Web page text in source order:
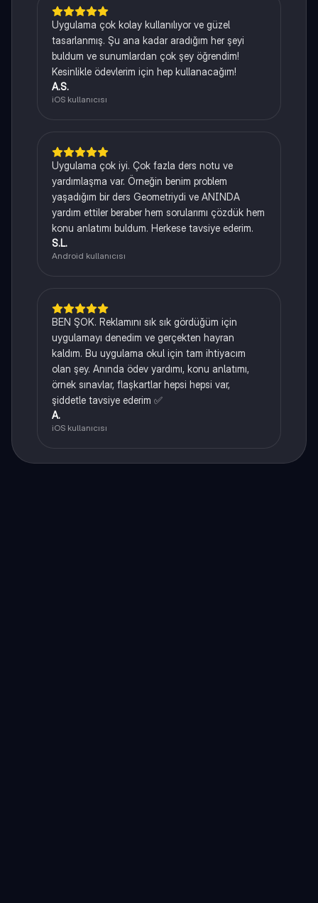
Uygulama çok kolay kullanılıyor ve güzel
tasarlanmış. Şu ana kadar aradığım her şeyi
buldum ve sunumlardan çok şey öğrendim!
Kesinlikle ödevlerim için hep kullanacağım!
A.S.
iOS kullanıcısı
Uygulama çok iyi. Çok fazla ders notu ve
yardımlaşma var. Örneğin benim problem
yaşadığım bir ders Geometriydi ve ANINDA
yardım ettiler beraber hem sorularımı çözdük hem
konu anlatımı buldum. Herkese tavsiye ederim.
S.L.
Android kullanıcısı
BEN ŞOK. Reklamını sık sık gördüğüm için
uygulamayı denedim ve gerçekten hayran
kaldım. Bu uygulama okul için tam ihtiyacım
olan şey. Anında ödev yardımı, konu anlatımı,
örnek sınavlar, flaşkartlar hepsi hepsi var,
şiddetle tavsiye ederim ✅
A.
iOS kullanıcısı